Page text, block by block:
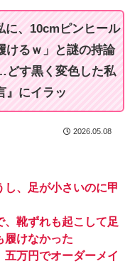
に、10cmピンヒール
けるｗ」と謎の持論
どす黒く変色した私
』にイラッ
2026.05.08
、足が小さいのに甲
、靴ずれも起こして足
履けなかった
万円でオーダーメイ